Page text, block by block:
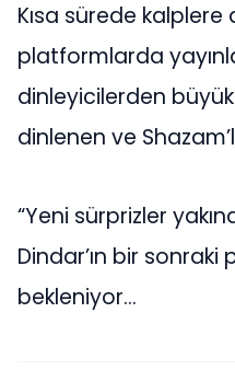
Kısa sürede
platformlarda
dinleyicilerden
dinlenen ve
“Yeni sürprizler
Dindar’ın bir
bekleniyor…